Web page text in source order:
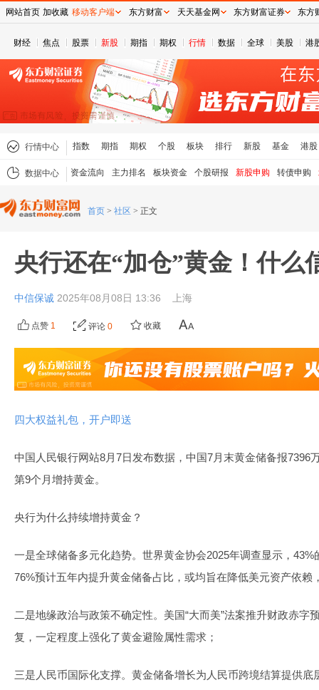
财经 焦点 股票 新股 期指 期权 行情 数据 全球 美股 港
行情中心 指数 期指 期权 个股 板块 排行 新股 基金 港股
数据中心 资金流向 主力排名 板块资金 个股研报 新股申购 转债申购
首页 > 社区 > 正文
央行还在“加仓”黄金！什么
中信保诚 2025年08月08日 13:36 上海
点赞 1 评论 0 收藏
四大权益礼包，开户即送
中国人民银行网站8月7日发布数据，中国7月末黄金储备报7396
第9个月增持黄金。
央行为什么持续增持黄金？
一是全球储备多元化趋势。世界黄金协会2025年调查显示，
76%预计五年内提升黄金储备占比，或均旨在降低美元资产依赖
二是地缘政治与政策不确定性。美国“大而美”法案推升财政赤字
复，一定程度上强化了黄金避险属性需求；
三是人民币国际化支撑。黄金储备增长为人民币跨境结算提供
网站首页 加收藏 移动客户端 东方财富 天天基金网 东方财富证券 东方